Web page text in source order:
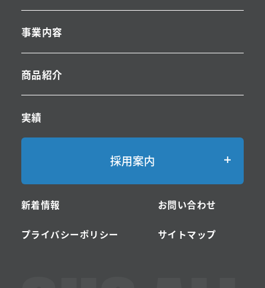
事業内容
商品紹介
実績
採用案内
新着情報 お問い合わせ
プライバシーポリシー サイトマップ